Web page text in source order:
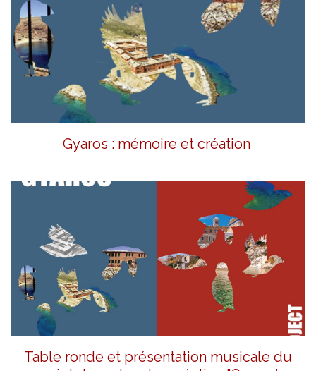
Gyaros : mémoire et création
Table ronde et présentation musicale du